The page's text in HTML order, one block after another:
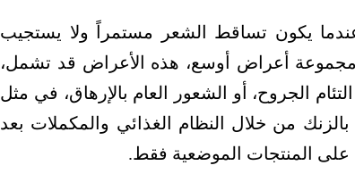
يكون تساقط الشعر مستمراً ولا يستجيب
مجموعة أعراض أوسع، هذه الأعراض قد تشمل،
الجروح، أو الشعور العام بالإرهاق، في مثل
من خلال النظام الغذائي والمكملات بعد
على المنتجات الموضعية فقط.